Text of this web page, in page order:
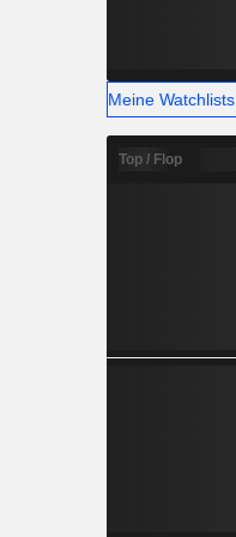
Meine Watchlists
Top / Flop